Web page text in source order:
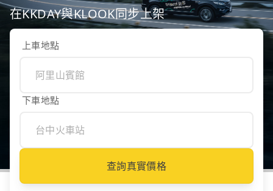
在KKDAY與KLOOK同步上架
上車地點
下車地點
查詢真實價格